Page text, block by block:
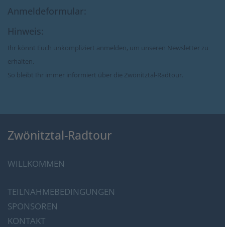
Anmeldeformular:
Hinweis:
Ihr könnt Euch unkompliziert anmelden, um unseren Newsletter zu
erhalten.
So bleibt Ihr immer informiert über die Zwönitztal-Radtour.
Zwönitztal-Radtour
WILLKOMMEN
TEILNAHMEBEDINGUNGEN
SPONSOREN
KONTAKT